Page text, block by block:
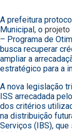
A prefeitura
Municipal, o projeto
– Programa de
busca recuperar
ampliar a
estratégico para a
A nova legislação
ISS arrecadada
dos critérios
na distribuição
Serviços (IBS),